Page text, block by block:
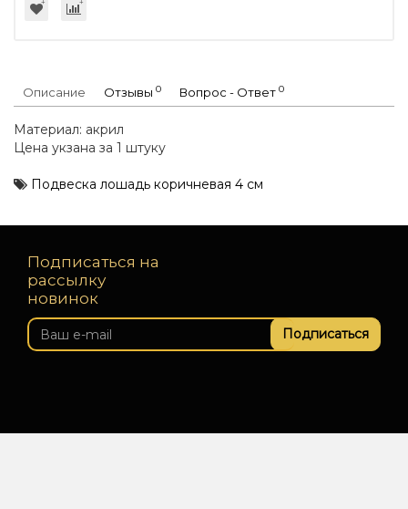
Описание Отзывы 0 Вопрос - Ответ 0
Материал: акрил
Цена укзана за 1 штуку
Подвеска лошадь коричневая 4 см
Подписаться на
рассылку
новинок
Подписаться